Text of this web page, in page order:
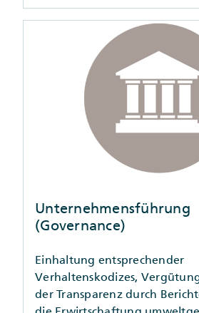
Unternehmensführung
(Governance)
Einhaltung entsprechender
Verhaltenskodizes,
der Transparenz durch